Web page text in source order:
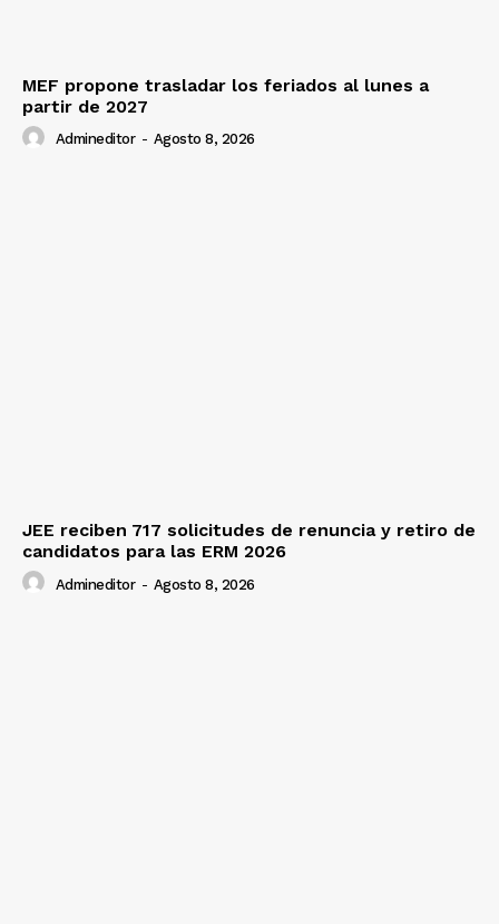
MEF propone trasladar los feriados al lunes a
partir de 2027
Admineditor - Agosto 8, 2026
JEE reciben 717 solicitudes de renuncia y retiro de
candidatos para las ERM 2026
Admineditor - Agosto 8, 2026